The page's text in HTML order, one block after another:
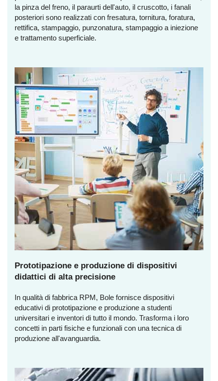
la pinza del freno, il paraurti dell'auto, il cruscotto, i fanali
posteriori sono realizzati con fresatura, tornitura, foratura,
rettifica, stampaggio, punzonatura, stampaggio a iniezione
e trattamento superficiale.
Prototipazione e produzione di dispositivi
didattici di alta precisione
In qualità di fabbrica RPM, Bole fornisce dispositivi
educativi di prototipazione e produzione a studenti
universitari e inventori di tutto il mondo. Trasforma i loro
concetti in parti fisiche e funzionali con una tecnica di
produzione all'avanguardia.